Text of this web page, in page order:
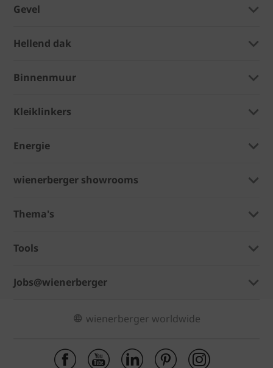
Gevel
Hellend dak
Binnenmuur
Kleiklinkers
Energie
wienerberger showrooms
Thema's
Tools
Jobs@wienerberger
wienerberger worldwide